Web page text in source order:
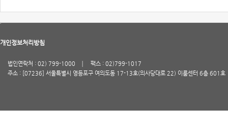
개인정보처리방침
법인연락처 : 02) 799-1000
팩스 : 02)799-1017
주소 : [07236] 서울특별시 영등포구 여의도동 17-13호(의사당대로 22) 이룸센터 6층 601호